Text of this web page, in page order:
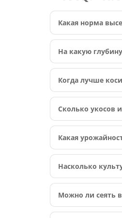
Какая норма
На какую
Когда лучше
Сколько укосов
Какая
Насколько
Можно ли сеять